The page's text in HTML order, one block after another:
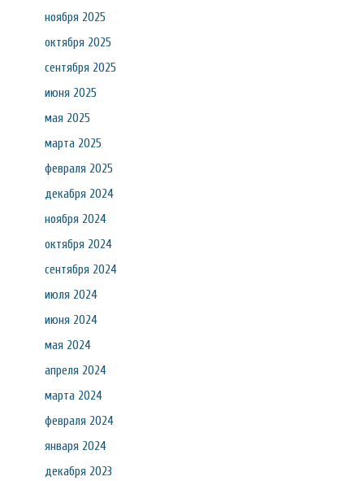
ноября 2025
октября 2025
сентября 2025
июня 2025
мая 2025
марта 2025
февраля 2025
декабря 2024
ноября 2024
октября 2024
сентября 2024
июля 2024
июня 2024
мая 2024
апреля 2024
марта 2024
февраля 2024
января 2024
декабря 2023